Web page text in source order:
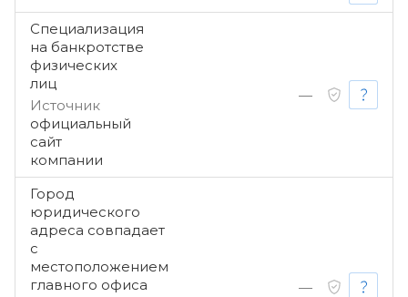
Специализация
на банкротстве
физических
лиц
Источник
официальный
сайт
компании
—
Город
юридического
адреса совпадает
с
местоположением
главного офиса
—